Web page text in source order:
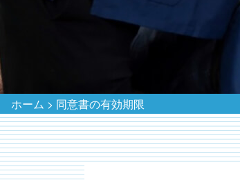
ホーム > 同意書の有効期限